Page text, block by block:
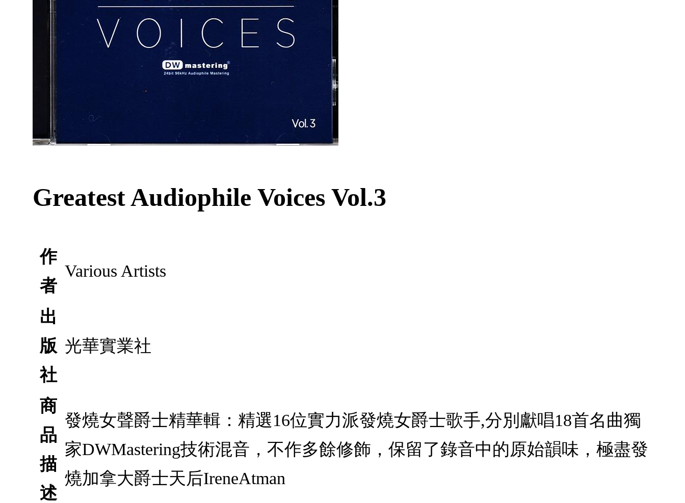
Greatest Audiophile Voices Vol.3
作
者
Various Artists
出
版
社
光華實業社
商
品
描
述
發燒女聲爵士精華輯：精選16位實力派發燒女爵士歌手,分別獻唱18首名曲獨
家DWMastering技術混音，不作多餘修飾，保留了錄音中的原始韻味，極盡發
燒加拿大爵士天后IreneAtman